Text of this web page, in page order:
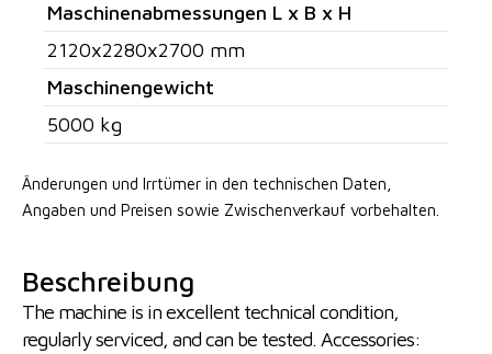
Maschinenabmessungen L x B x H
2120x2280x2700 mm
Maschinengewicht
5000 kg
Änderungen und Irrtümer in den technischen Daten,
Angaben und Preisen sowie Zwischenverkauf vorbehalten.
Beschreibung
The machine is in excellent technical condition,
regularly serviced, and can be tested. Accessories: